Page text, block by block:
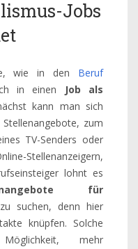
Jobs
wie in den Beruf
in einen
Job als
kann man sich
zum
TV-Senders oder
Stellenanzeigern,
lohnt es
für
zu suchen, denn hier
knüpfen. Solche
mehr